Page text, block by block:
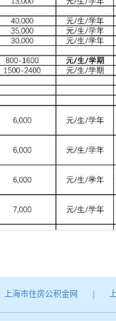
上海市住房公积金网